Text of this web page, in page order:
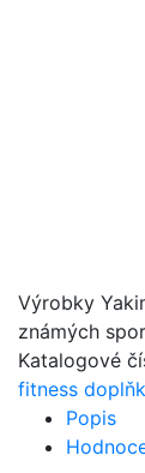
Výrobky
známých
Katalogové
fitness
Popis